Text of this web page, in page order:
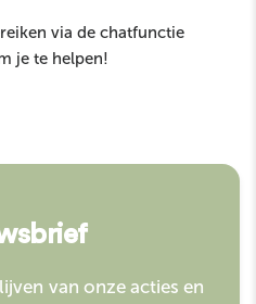
via de chatfunctie
je te helpen!
van onze acties en